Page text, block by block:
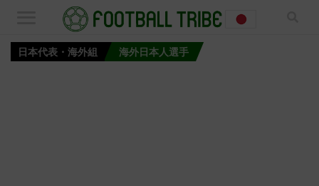
日本代表・海外組 海外日本人選手